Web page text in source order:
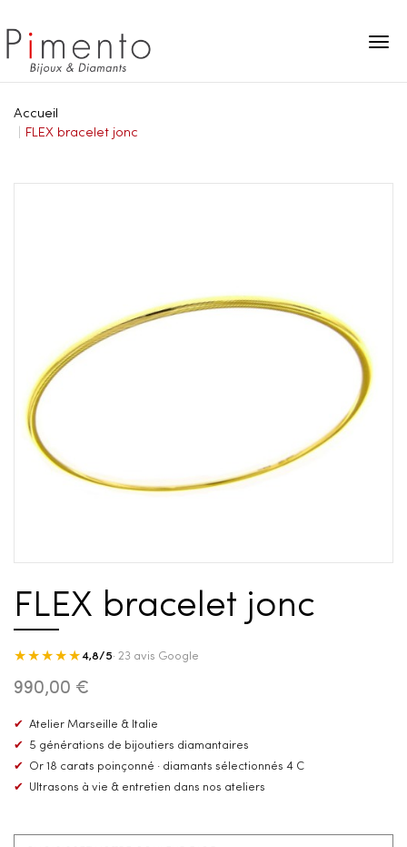
Accueil
FLEX bracelet jonc
FLEX bracelet jonc
★★★★★4,8/5· 23 avis Google
990,00 €
✔ Atelier Marseille & Italie
✔
5 générations de bijoutiers diamantaires
✔
Or 18 carats poinçonné · diamants sélectionnés 4 C
✔
Ultrasons à vie & entretien dans nos ateliers